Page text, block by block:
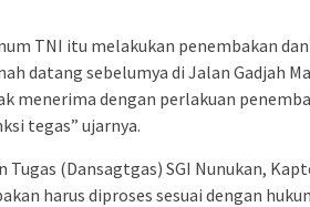
TNI itu melakukan penembakan
datang sebelumya di Jalan Gadjah
menerima dengan perlakuan
tegas” ujarnya.
Tugas (Dansagtgas) SGI Nunukan,
harus diproses sesuai dengan